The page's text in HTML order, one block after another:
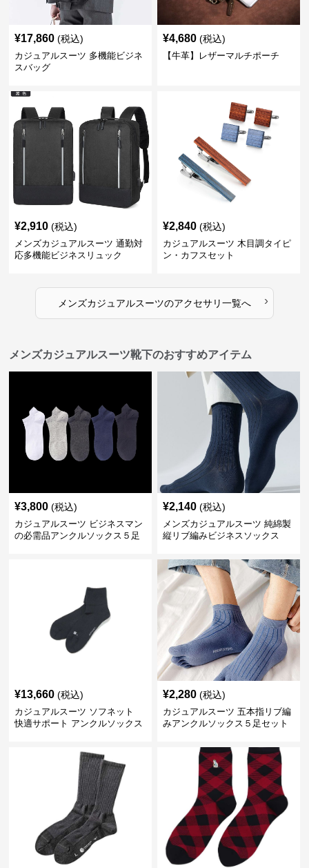
¥17,860 (税込)
カジュアルスーツ 多機能ビジネ
スバッグ
¥4,680 (税込)
【牛革】レザーマルチポーチ
¥2,910 (税込)
メンズカジュアルスーツ 通勤対
応多機能ビジネスリュック
¥2,840 (税込)
カジュアルスーツ 木目調タイピ
ン・カフスセット
メンズカジュアルスーツのアクセサリ一覧へ ›
メンズカジュアルスーツ靴下のおすすめアイテム
¥3,800 (税込)
カジュアルスーツ ビジネスマン
の必需品アンクルソックス５足
¥2,140 (税込)
メンズカジュアルスーツ 純綿製
縦リブ編みビジネスソックス
¥13,660 (税込)
カジュアルスーツ ソフネット
快適サポート アンクルソックス
¥2,280 (税込)
カジュアルスーツ 五本指リブ編
みアンクルソックス５足セット